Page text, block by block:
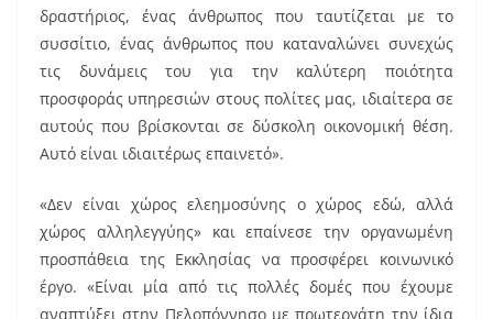
δραστήριος, ένας άνθρωπος που ταυτίζεται με το
συσσίτιο, ένας άνθρωπος που καταναλώνει συνεχώς
τις δυνάμεις του για την καλύτερη ποιότητα
προσφοράς υπηρεσιών στους πολίτες μας, ιδιαίτερα σε
αυτούς που βρίσκονται σε δύσκολη οικονομική θέση.
Αυτό είναι ιδιαιτέρως επαινετό».
«Δεν είναι χώρος ελεημοσύνης ο χώρος εδώ, αλλά
χώρος αλληλεγγύης» και επαίνεσε την οργανωμένη
προσπάθεια της Εκκλησίας να προσφέρει κοινωνικό
έργο. «Είναι μία από τις πολλές δομές που έχουμε
αναπτύξει στην Πελοπόννησο με πρωτεργάτη την ίδια